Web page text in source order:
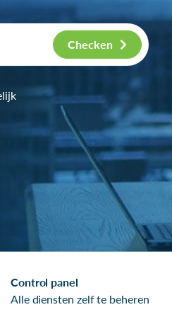
Checken
Control panel
Alle diensten zelf te beheren